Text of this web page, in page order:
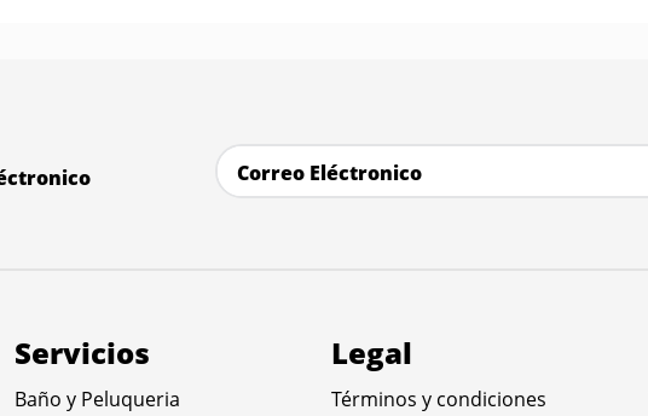
Servicios
Baño y Peluqueria
Legal
Términos y condiciones